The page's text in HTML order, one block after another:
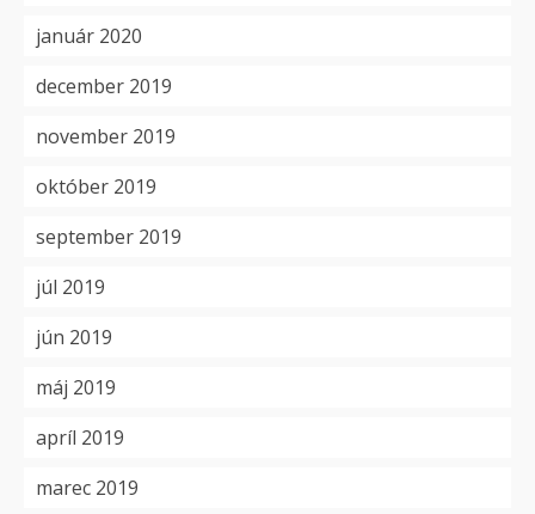
január 2020
december 2019
november 2019
október 2019
september 2019
júl 2019
jún 2019
máj 2019
apríl 2019
marec 2019